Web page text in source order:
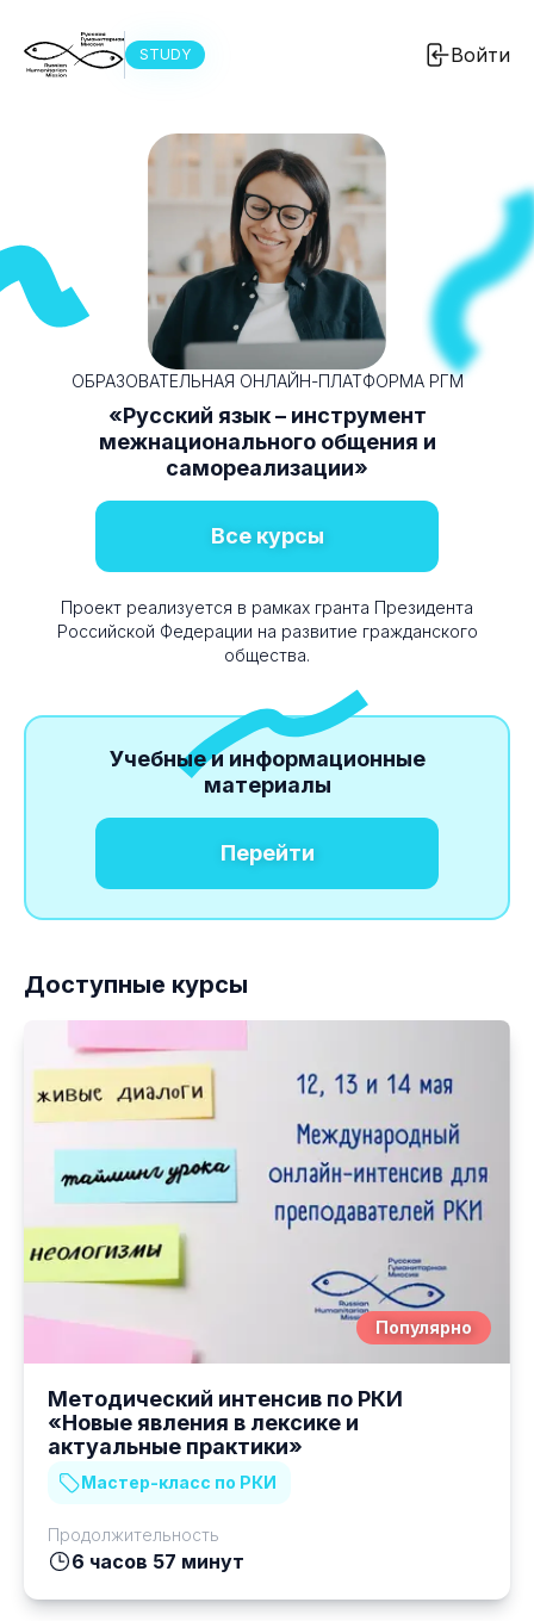
STUDY Войти
ОБРАЗОВАТЕЛЬНАЯ ОНЛАЙН-ПЛАТФОРМА РГМ
«Русский язык – инструмент
межнационального общения и
самореализации»
Все курсы
Проект реализуется в рамках гранта Президента
Российской Федерации на развитие гражданского
общества.
Учебные и информационные
материалы
Перейти
Доступные курсы
Популярно
Методический интенсив по РКИ
«Новые явления в лексике и
актуальные практики»
Мастер-класс по РКИ
Продолжительность
6 часов 57 минут